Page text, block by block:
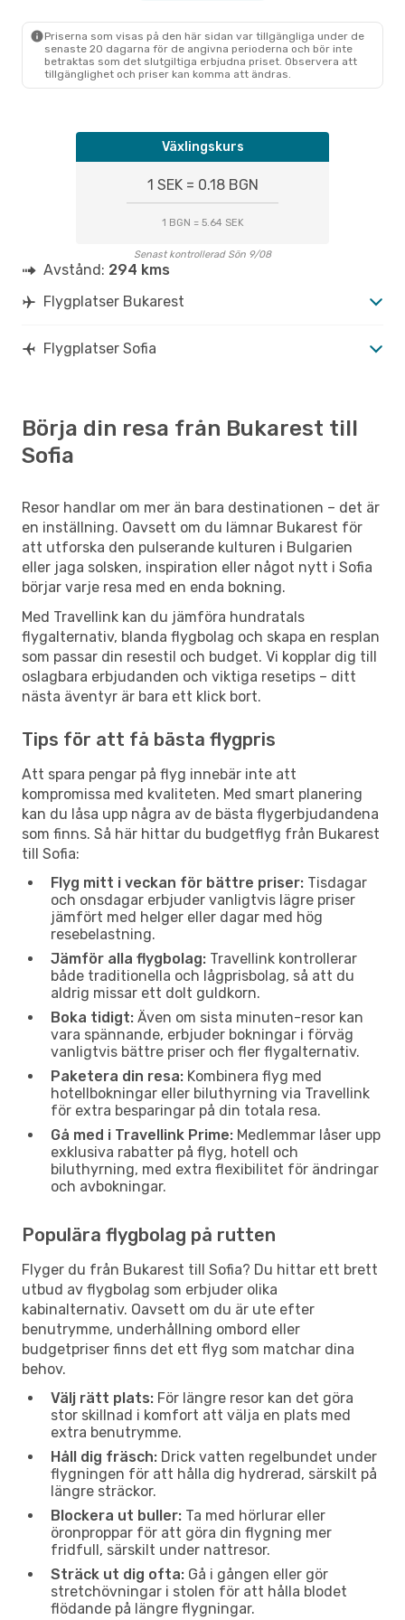
Priserna som visas på den här sidan var tillgängliga under de
senaste 20 dagarna för de angivna perioderna och bör inte
betraktas som det slutgiltiga erbjudna priset. Observera att
tillgänglighet och priser kan komma att ändras.
Växlingskurs
1 SEK = 0.18 BGN
1 BGN = 5.64 SEK
Senast kontrollerad Sön 9/08
Avstånd: 294 kms
Flygplatser Bukarest
Flygplatser Sofia
Börja din resa från Bukarest till
Sofia
Resor handlar om mer än bara destinationen – det är
en inställning. Oavsett om du lämnar Bukarest för
att utforska den pulserande kulturen i Bulgarien
eller jaga solsken, inspiration eller något nytt i Sofia
börjar varje resa med en enda bokning.
Med Travellink kan du jämföra hundratals
flygalternativ, blanda flygbolag och skapa en resplan
som passar din resestil och budget. Vi kopplar dig till
oslagbara erbjudanden och viktiga resetips – ditt
nästa äventyr är bara ett klick bort.
Tips för att få bästa flygpris
Att spara pengar på flyg innebär inte att
kompromissa med kvaliteten. Med smart planering
kan du låsa upp några av de bästa flygerbjudandena
som finns. Så här hittar du budgetflyg från Bukarest
till Sofia:
Flyg mitt i veckan för bättre priser: Tisdagar
och onsdagar erbjuder vanligtvis lägre priser
jämfört med helger eller dagar med hög
resebelastning.
Jämför alla flygbolag: Travellink kontrollerar
både traditionella och lågprisbolag, så att du
aldrig missar ett dolt guldkorn.
Boka tidigt: Även om sista minuten-resor kan
vara spännande, erbjuder bokningar i förväg
vanligtvis bättre priser och fler flygalternativ.
Paketera din resa: Kombinera flyg med
hotellbokningar eller biluthyrning via Travellink
för extra besparingar på din totala resa.
Gå med i Travellink Prime: Medlemmar låser upp
exklusiva rabatter på flyg, hotell och
biluthyrning, med extra flexibilitet för ändringar
och avbokningar.
Populära flygbolag på rutten
Flyger du från Bukarest till Sofia? Du hittar ett brett
utbud av flygbolag som erbjuder olika
kabinalternativ. Oavsett om du är ute efter
benutrymme, underhållning ombord eller
budgetpriser finns det ett flyg som matchar dina
behov.
Välj rätt plats: För längre resor kan det göra
stor skillnad i komfort att välja en plats med
extra benutrymme.
Håll dig fräsch: Drick vatten regelbundet under
flygningen för att hålla dig hydrerad, särskilt på
längre sträckor.
Blockera ut buller: Ta med hörlurar eller
öronproppar för att göra din flygning mer
fridfull, särskilt under nattresor.
Sträck ut dig ofta: Gå i gången eller gör
stretchövningar i stolen för att hålla blodet
flödande på längre flygningar.